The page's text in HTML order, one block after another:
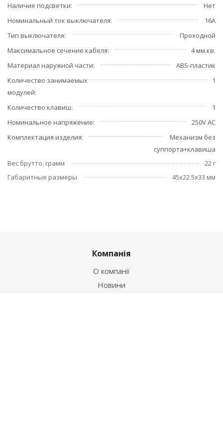
Наличие подсветки
Нет
Номинальный ток выключателя
16А
Тип выключателя
Проходной
Максимальное сечение кабеля
4 мм.кв.
Материал наружной части
ABS-пластик
Количество занимаемых
модулей
1
Количество клавиш
1
Номинальное напряжение
250V AC
Комплектация изделия
Механизм без
суппорта+клавиша
Вес брутто, грамм
22 г
Габаритные размеры
45x22.5x33 мм
Компанія
О компанії
Новини